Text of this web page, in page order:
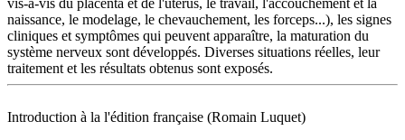
naissance, le modelage, le chevauchement, les forceps...), les signes
cliniques et symptômes qui peuvent apparaître, la maturation du
système nerveux sont développés. Diverses situations réelles, leur
traitement et les résultats obtenus sont exposés.
Introduction à la l'édition française (Romain Luquet)